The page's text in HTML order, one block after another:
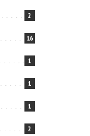
2
16
1
1
1
2